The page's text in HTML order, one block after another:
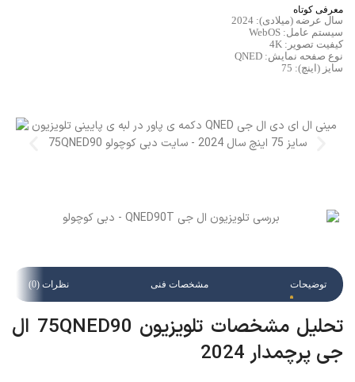
معرفی کوتاه
سال عرضه (میلادی): 2024
سیستم عامل: WebOS
کیفیت تصویر: 4K
نوع صفحه نمایش: QNED
سایز (اینچ): 75
توضیحات مشخصات فنی نظرات (0)
تحلیل مشخصات تلویزیون 75QNED90 ال
جی پرچمدار 2024